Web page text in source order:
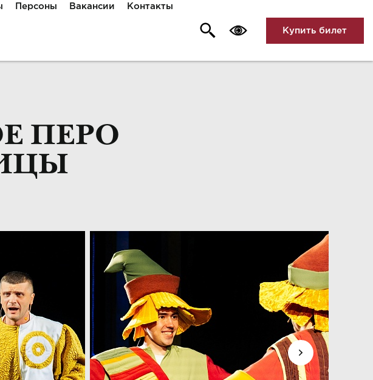
Персоны Вакансии Контакты
Купить билет
ПЕРО